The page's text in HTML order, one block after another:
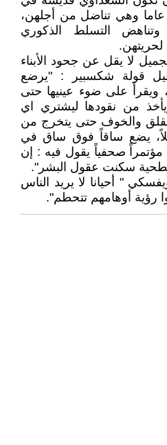
وهي تناضل من أجلهن،
التسلط الذكوري
لحريتهن.
لا يقل عن جحود الأبناء
قولة شكسبير : "يرضع
على ضوء عينيها حتى
ويأخذ من نقودها ليشتري اي
والخوف حتى يتخرج من
يضع ساقاً فوق ساق في
مؤتمراً صحفياً يقول فيه : إن
سكنت عقول البشر".
" أحيانا لا يريد الناس
رؤية أوهامهم تتحطم".